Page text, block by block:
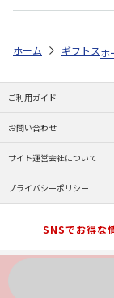
ホーム ギフトスト
ホ
ご利用ガイド
お問い合わせ
サイト運営会社について
プライバシーポリシー
SNSでお得な